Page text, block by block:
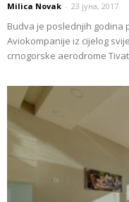
Milica Novak - 23 јуна, 2017
Budva je poslednjih godina
Aviokompanije iz cijelog
crnogorske aerodrome